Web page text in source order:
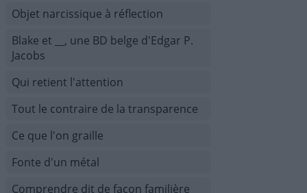
Objet narcissique à réflection
Blake et __, une BD belge d'Edgar P.
Jacobs
Qui retient l'attention
Tout le contraire de la transparence
Ce que l'on graille
Fonte d'un métal
Comprendre dit de façon familière